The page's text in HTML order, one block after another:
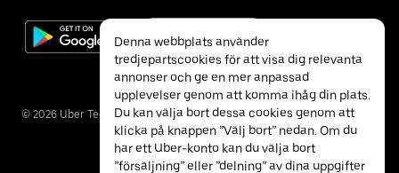
© 2026 Uber Technologies Inc.
Denna webbplats använder
tredjepartscookies för att visa dig relevanta
annonser och ge en mer anpassad
upplevelser genom att komma ihåg din plats.
Du kan välja bort dessa cookies genom att
klicka på knappen ”Välj bort” nedan. Om du
har ett Uber-konto kan du välja bort
”försäljning” eller ”delning” av dina uppgifter